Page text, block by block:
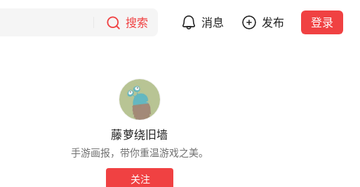
搜索 消息 发布 登录
藤萝绕旧墙
手游画报，带你重温游戏之美。
关注